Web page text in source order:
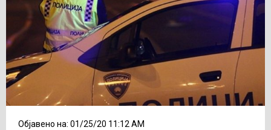
Објавено на: 01/25/20 11:12 AM